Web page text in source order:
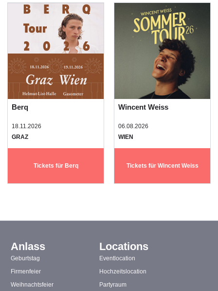
Berq
18.11.2026
GRAZ
Tickets für Berq
Wincent Weiss
06.08.2026
WIEN
Tickets für Wincent Weiss
Anlass
Geburtstag
Firmenfeier
Weihnachtsfeier
Locations
Eventlocation
Hochzeitslocation
Partyraum